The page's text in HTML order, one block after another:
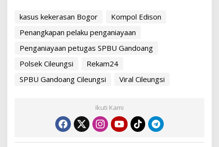
kasus kekerasan Bogor
Kompol Edison
Penangkapan pelaku penganiayaan
Penganiayaan petugas SPBU Gandoang
Polsek Cileungsi
Rekam24
SPBU Gandoang Cileungsi
Viral Cileungsi
Ikuti Kami